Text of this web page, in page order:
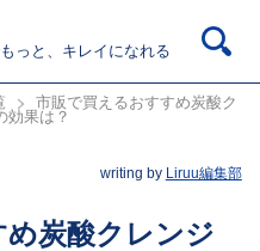
っと、キレイになれる
市販で買えるおすすめ炭酸ク
効果は？
writing by Liruu編集部
炭酸クレンジ